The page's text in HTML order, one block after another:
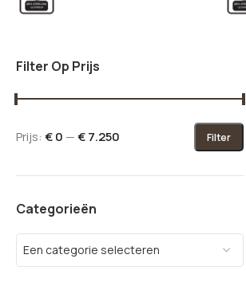
Filter Op Prijs
Filter
Prijs: € 0 —€ 7.250
Categorieën
Een categorie selecteren